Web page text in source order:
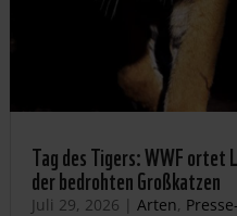
Tag des Tigers: WWF ortet
der bedrohten Großkatzen
Juli 29, 2026 | Arten,